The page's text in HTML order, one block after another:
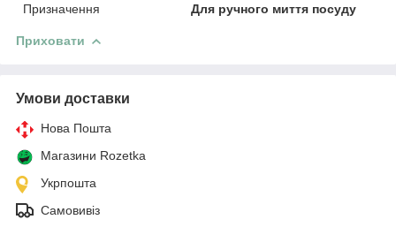
Призначення
Для ручного миття посуду
Приховати
Умови доставки
Нова Пошта
Магазини Rozetka
Укрпошта
Самовивіз